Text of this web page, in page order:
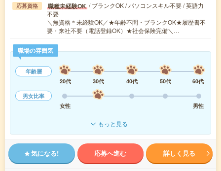
応募資格 職種未経験OK / ブランクOK / パソコンスキル不要 / 英語力
不要
＼無資格＊未経験OK／★年齢不問・ブランクOK★履歴書不
要・来社不要（電話登録OK）★社会保険完備＼…
職場の雰囲気
年齢層
20代
30代 40代 50代
60代
男女比率
女性
男性
もっと見る
気になる! 応募へ進む 詳しく見る